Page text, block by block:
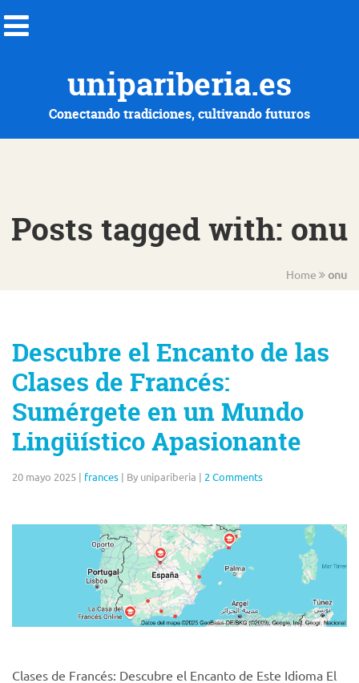
unipariberia.es
Conectando tradiciones, cultivando futuros
Posts tagged with: onu
Home onu
Descubre el Encanto de las
Clases de Francés:
Sumérgete en un Mundo
Lingüístico Apasionante
20 mayo 2025 | frances | By unipariberia | 2 Comments
Clases de Francés: Descubre el Encanto de Este Idioma El